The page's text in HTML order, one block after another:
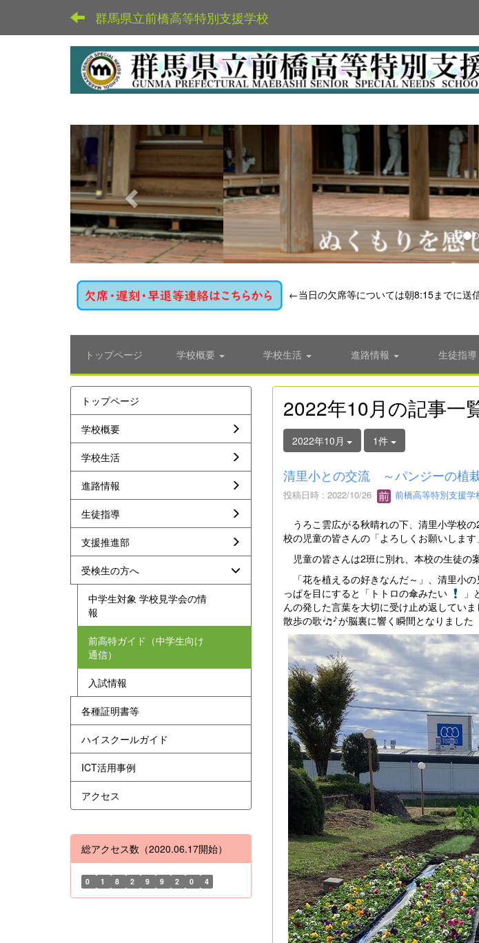
群馬県立前橋高等特別支援学校
e
v
i
o
u
s
←当日の欠席等については朝8:15までに送
トップページ 学校概要 学校生活 進路情報 生徒指導
2022年10月の記事一
2022年10月 1件
清里小との交流 ～パンジーの植
投稿日時 : 2022/10/26 前橋高等特別支援
うろこ雲広がる秋晴れの下、清里小学校
校の児童の皆さんの「よろしくお願いしま
児童の皆さんは2班に別れ、本校の生徒の
「花を植えるの好きなんだ～」、清里小
っぱを目にすると「トトロの傘みたい
んの発した言葉を大切に受け止め返してい
散歩の歌
が脳裏に響く瞬間となりました
トップページ
学校概要
学校生活
進路情報
生徒指導
支援推進部
受検生の方へ
中学生対象 学校見学会の情
報
前高特ガイド（中学生向け
通信）
入試情報
各種証明書等
ハイスクールガイド
ICT活用事例
アクセス
総アクセス数（2020.06.17開始）
0 1 8 2 9 9 2 0 4